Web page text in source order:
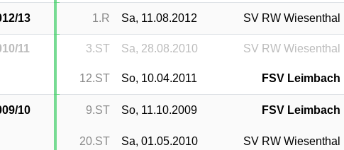
13 1.R Sa, 11.08.2012 SV RW Wiesenthal II
11 3.ST Sa, 28.08.2010 SV RW Wiesenthal II
12.ST So, 10.04.2011 FSV Leimbach II
10 9.ST So, 11.10.2009 FSV Leimbach II
20.ST Sa, 01.05.2010 SV RW Wiesenthal II